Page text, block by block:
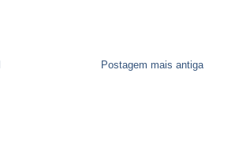
Postagem mais antiga